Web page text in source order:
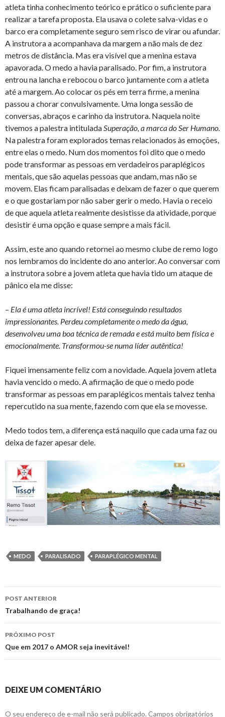
atleta tinha conhecimento teórico e prático o suficiente para
realizar a tarefa proposta. Ela usava o colete salva-vidas e o
barco era completamente seguro sem risco de virar ou afundar.
A instrutora a acompanhava da margem a não mais de dez
metros de distância. Mas era visível que a menina estava
apavorada. O medo a havia paralisado. Por fim, a instrutora
entrou na lancha e rebocou o barco juntamente com a atleta
até a margem. Ao colocar os pés em terra firme, a menina
passou a chorar convulsivamente. Uma longa sessão de
conversas, abraços e carinho da instrutora. Naquela noite
tivemos a palestra intituladaSuperação, a marca do Ser Humano.
Na palestra foram explorados temas relacionados às emoções,
entre elas o medo. Num dos momentos foi dito que o medo
pode transformar as pessoas em verdadeiros paraplégicos
mentais, que são aquelas pessoas que andam, mas não se
movem. Elas ficam paralisadas e deixam de fazer o que querem
e o que gostariam por não saber gerir o medo. Havia o receio
de que aquela atleta realmente desistisse da atividade, porque
desistir é uma opção e quase sempre a mais fácil.
Assim, este ano quando retornei ao mesmo clube de remo logo
nos lembramos do incidente do ano anterior. Ao conversar com
a instrutora sobre a jovem atleta que havia tido um ataque de
pânico ela me disse:
– Ela é uma atleta incrível! Está conseguindo resultados
impressionantes. Perdeu completamente o medo da água,
desenvolveu uma boa técnica de remada e está muito bem física e
emocionalmente. Transformou-se numa líder autêntica!
Fiquei imensamente feliz com a novidade. Aquela jovem atleta
havia vencido o medo. A afirmação de que o medo pode
transformar as pessoas em paraplégicos mentais talvez tenha
repercutido na sua mente, fazendo com que ela se movesse.
Medo todos tem, a diferença está naquilo que cada uma faz ou
deixa de fazer apesar dele.
MEDO PARALISADO PARAPLÉGICO MENTAL
Navegação
de
posts
POST ANTERIOR
Trabalhando de graça!
PRÓXIMO POST
Que em 2017 o AMOR seja inevitável!
DEIXE UM COMENTÁRIO
O seu endereço de e-mail não será publicado. Campos obrigatórios